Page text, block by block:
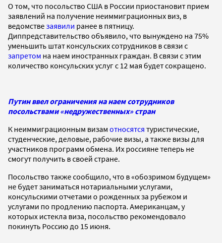
О том, что посольство США в России приостановит прием
заявлений на получение неиммиграционных виз, в
ведомствезаявили ранее в пятницу.
Диппредставительство объявило, что вынуждено на 75%
уменьшить штат консульских сотрудников в связи с
запретом на наем иностранных граждан. В связи с этим
количество консульских услуг с 12 мая будет сокращено.
Путин ввел ограничения на наем сотрудников
посольствами «недружественных» стран
К неиммиграционным визам относятся туристические,
студенческие, деловые, рабочие визы, а также визы для
участников программ обмена. Их россияне теперь не
смогут получить в своей стране.
Посольство также сообщило, что в «обозримом будущем»
не будет заниматься нотариальными услугами,
консульскими отчетами о рожденных за рубежом и
услугами по продлению паспорта. Американцам, у
которых истекла виза, посольство рекомендовало
покинуть Россию до 15 июня.